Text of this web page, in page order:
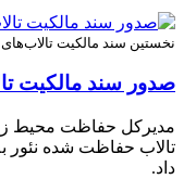
نخستین سند مالکیت
صدور سند مالکیت
مدیرکل حفاظت محیط
تالاب حفاظت شده
داد.